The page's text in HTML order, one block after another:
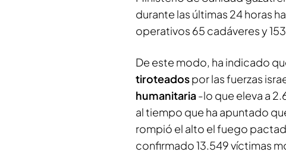
durante las últimas 24 horas
operativos 65 cadáveres y
De este modo, ha indicado
tiroteadospor las fuerzas
humanitaria-lo que eleva a
al tiempo que ha apuntado
rompió el alto el fuego
confirmado 13.549 víctimas